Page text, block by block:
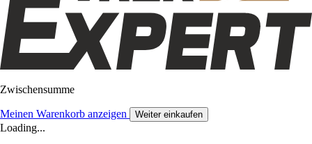
Zwischensumme
Meinen Warenkorb anzeigen Weiter einkaufen
Loading...